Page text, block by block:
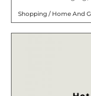
Shopping / Home And